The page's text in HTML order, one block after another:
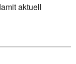
aktuell